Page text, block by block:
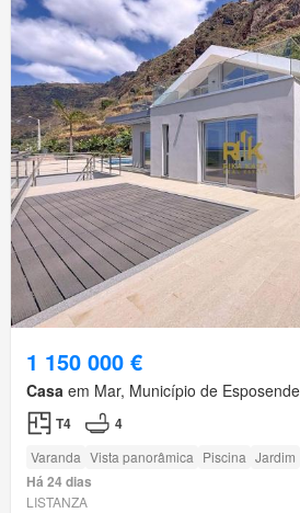
1 150 000 €
Casa em Mar, Município de
T4 4
Varanda Vista panorâmica Piscina Jardim
Há 24 dias
LISTANZA